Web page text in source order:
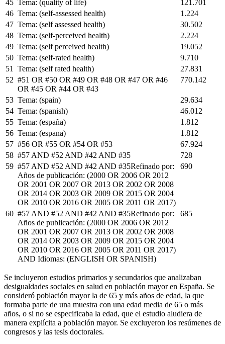
45 Tema: (quality of life)
121.701
46 Tema: (self-assessed health)
1.224
47 Tema: (self assessed health)
30.502
48 Tema: (self-perceived health)
2.224
49 Tema: (self perceived health)
19.052
50 Tema: (self-rated health)
9.710
51
Tema: (self rated health)
27.831
52 #51 OR #50 OR #49 OR #48 OR #47 OR #46
OR #45 OR #44 OR #43
770.142
53 Tema: (spain)
29.634
54 Tema: (spanish)
46.012
55 Tema: (españa)
1.812
56 Tema: (espana)
1.812
57 #56 OR #55 OR #54 OR #53
67.924
58 #57 AND #52 AND #42 AND #35
728
59 #57 AND #52 AND #42 AND #35Refinado por:
Años de publicación: (2000 OR 2006 OR 2012
OR 2001 OR 2007 OR 2013 OR 2002 OR 2008
OR 2014 OR 2003 OR 2009 OR 2015 OR 2004
OR 2010 OR 2016 OR 2005 OR 2011 OR 2017)
690
60 #57 AND #52 AND #42 AND #35Refinado por:
Años de publicación: (2000 OR 2006 OR 2012
OR 2001 OR 2007 OR 2013 OR 2002 OR 2008
OR 2014 OR 2003 OR 2009 OR 2015 OR 2004
OR 2010 OR 2016 OR 2005 OR 2011 OR 2017)
AND Idiomas: (ENGLISH OR SPANISH)
685
Se incluyeron estudios primarios y secundarios que analizaban
desigualdades sociales en salud en población mayor en España. Se
consideró población mayor la de 65 y más años de edad, la que
formaba parte de una muestra con una edad media de 65 o más
años, o si no se especificaba la edad, que el estudio aludiera de
manera explícita a población mayor. Se excluyeron los resúmenes de
congresos y las tesis doctorales.